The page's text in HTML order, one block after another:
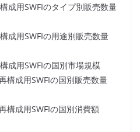
成用SWFIのタイプ別販売数量
成用SWFIの用途別販売数量
成用SWFIの国別市場規模
構成用SWFIの国別販売数量
構成用SWFIの国別消費額